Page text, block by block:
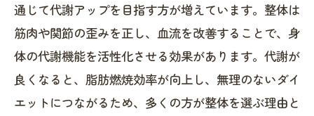
通じて代謝アップを目指す方が増えています。整体は
筋肉や関節の歪みを正し、血流を改善することで、身
体の代謝機能を活性化させる効果があります。代謝が
良くなると、脂肪燃焼効率が向上し、無理のないダイ
エットにつながるため、多くの方が整体を選ぶ理由と